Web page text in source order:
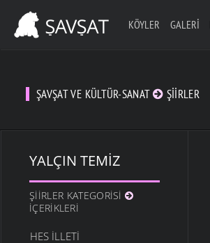
KÖYLER GALERI
ŞAVŞAT VE KÜLTÜR-SANAT ŞIIRLER
YALÇIN TEMIZ
ŞIIRLER KATEGORISI
İÇERIKLERI
HES İLLETI